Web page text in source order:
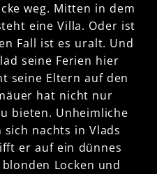
weg. Mitten in dem
eine Villa. Oder ist
Fall ist es uralt. Und
seine Ferien hier
seine Eltern auf den
hat nicht nur
bieten. Unheimliche
nachts in Vlads
er auf ein dünnes
Locken und